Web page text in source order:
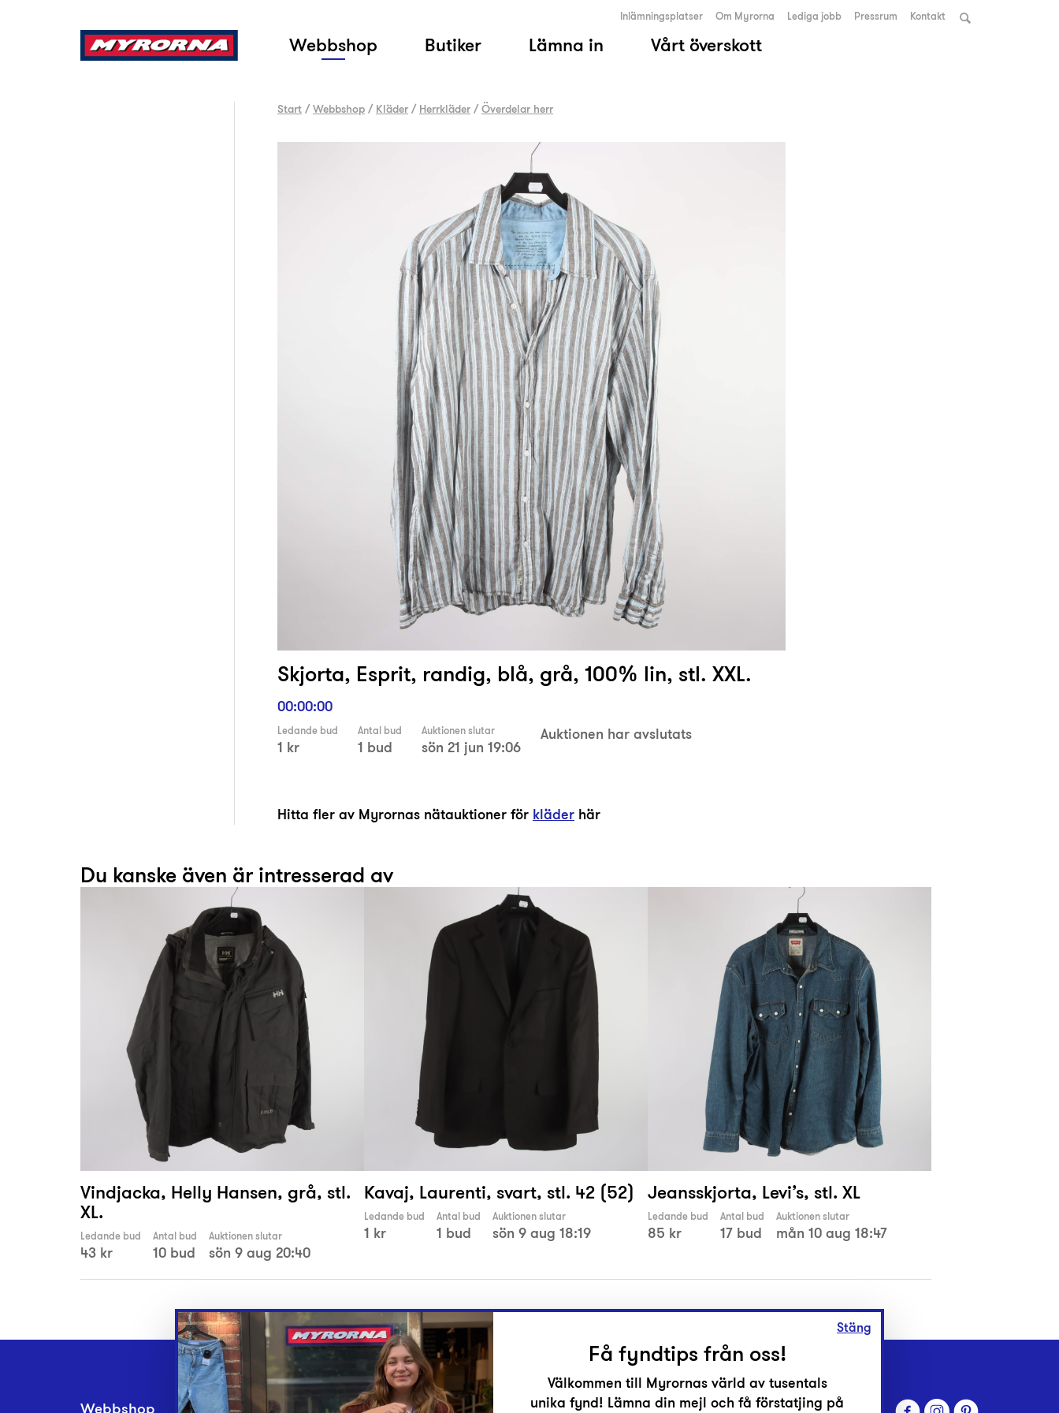
Webbshop Butiker Lämna in Vårt överskott
Inlämningsplatser Om Myrorna Lediga jobb Pressrum Kontakt
Start /Webbshop / Kläder / Herrkläder /Överdelar herr
Skjorta, Esprit, randig, blå, grå, 100% lin, stl. XXL.
00:00:00
Ledande bud
1 kr
Antal bud
1 bud
Auktionen slutar
sön 21 jun 19:06
Auktionen har avslutats
Hitta fler av Myrornas nätauktioner för kläder här
Du kanske även är intresserad av
Vindjacka, Helly Hansen, grå, stl.
XL.
Ledande bud
43 kr
Antal bud
10 bud
Auktionen slutar
sön 9 aug 20:40
Kavaj, Laurenti, svart, stl. 42 (52)
Ledande bud
1 kr
Antal bud
1 bud
Auktionen slutar
sön 9 aug 18:19
Jeansskjorta, Levi’s, stl. XL
Ledande bud
85 kr
Antal bud
17 bud
Auktionen slutar
mån 10 aug 18:47
Stäng
Få fyndtips från oss!
Välkommen till Myrornas värld av tusentals
unika fynd! Lämna din mejl och få förstatjing på